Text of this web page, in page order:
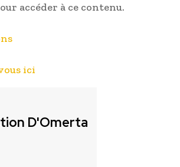
accéder à ce contenu.
ici
D'Omerta